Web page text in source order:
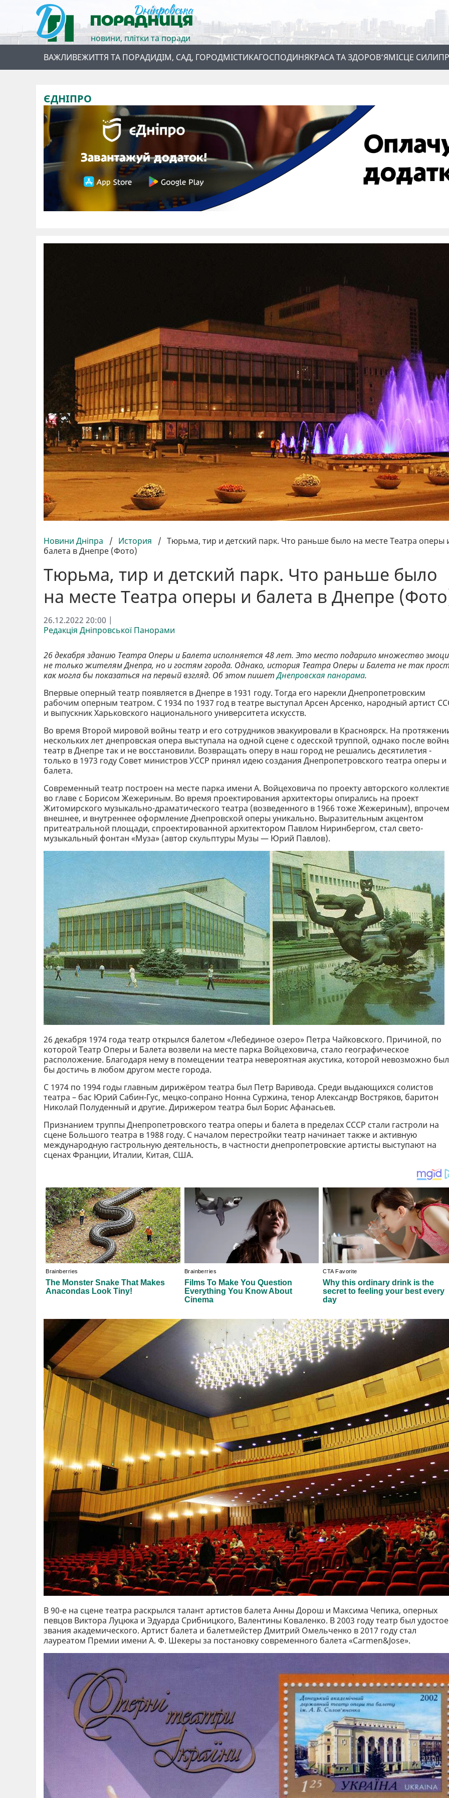
новини, плітки та поради
ВАЖЛИВЕЖИТТЯ ТА ПОРАДИДІМ, САД, ГОРОДМІСТИКАГОСПОДИНЯКРАСА ТА ЗДОРОВ’ЯМІСЦЕ СИЛИ
ЄДНІПРО
Новини Дніпра / История / Тюрьма, тир и детский парк. Что раньше было на месте Театра оперы
балета в Днепре (Фото)
Тюрьма, тир и детский парк. Что раньше было
на месте Театра оперы и балета в Днепре
26.12.2022 20:00 |
Редакція Дніпровської Панорами
26 декабря зданию Театра Оперы и Балета исполняется 48 лет. Это место подарило множество
не только жителям Днепра, но и гостям города. Однако, история Театра Оперы и Балета не так
как могла бы показаться на первый взгляд. Об этом пишетДнепровская панорама.
Впервые оперный театр появляется в Днепре в 1931 году. Тогда его нарекли Днепропетровским
рабочим оперным театром. С 1934 по 1937 год в театре выступал Арсен Арсенко, народный артист
и выпускник Харьковского национального университета искусств.
Во время Второй мировой войны театр и его сотрудников эвакуировали в Красноярск. На
нескольких лет днепровская опера выступала на одной сцене с одесской труппой, однако после
театр в Днепре так и не восстановили. Возвращать оперу в наш город не решались десятилетия -
только в 1973 году Совет министров УССР принял идею создания Днепропетровского театра оперы и
балета.
Современный театр построен на месте парка имени А. Войцеховича по проекту авторского
во главе с Борисом Жежериным. Во время проектирования архитекторы опирались на проект
Житомирского музыкально-драматического театра (возведенного в 1966 тоже Жежериным),
внешнее, и внутреннее оформление Днепровской оперы уникально. Выразительным акцентом
притеатральной площади, спроектированной архитектором Павлом Ниринбергом, стал свето-
музыкальный фонтан «Муза» (автор скульптуры Музы — Юрий Павлов).
26 декабря 1974 года театр открылся балетом «Лебединое озеро» Петра Чайковского. Причиной, по
которой Театр Оперы и Балета возвели на месте парка Войцеховича, стало географическое
расположение. Благодаря нему в помещении театра невероятная акустика, которой невозможно
бы достичь в любом другом месте города.
С 1974 по 1994 годы главным дирижёром театра был Петр Варивода. Среди выдающихся солистов
театра – бас Юрий Сабин-Гус, мецко-сопрано Нонна Суржина, тенор Александр Востряков, баритон
Николай Полуденный и другие. Дирижером театра был Борис Афанасьев.
Признанием труппы Днепропетровского театра оперы и балета в пределах СССР стали гастроли на
сцене Большого театра в 1988 году. С началом перестройки театр начинает также и активную
международную гастрольную деятельность, в частности днепропетровские артисты выступают на
сценах Франции, Италии, Китая, США.
В 90-е на сцене театра раскрылся талант артистов балета Анны Дорош и Максима Чепика, оперных
певцов Виктора Луцюка и Эдуарда Срибницкого, Валентины Коваленко. В 2003 году театр был
звания академического. Артист балета и балетмейстер Дмитрий Омельченко в 2017 году стал
лауреатом Премии имени А. Ф. Шекеры за постановку современного балета «Carmen&Jose».